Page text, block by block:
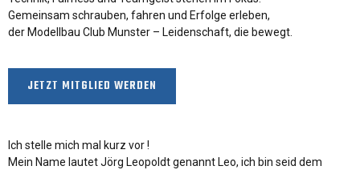
Gemeinsam schrauben, fahren und Erfolge erleben,
der Modellbau Club Munster – Leidenschaft, die bewegt.
JETZT MITGLIED WERDEN
Ich stelle mich mal kurz vor !
Mein Name lautet Jörg Leopoldt genannt Leo, ich bin seid dem